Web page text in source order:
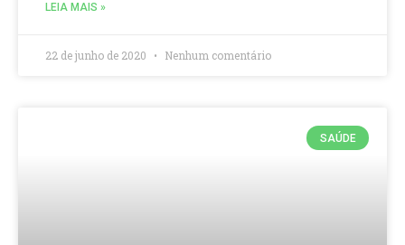
LEIA MAIS »
22 de junho de 2020 Nenhum comentário
SAÚDE